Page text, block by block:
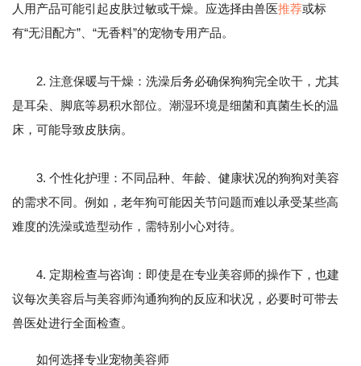
人用产品可能引起皮肤过敏或干燥。应选择由兽医推荐或标
有“无泪配方”、“无香料”的宠物专用产品。
2. 注意保暖与干燥：洗澡后务必确保狗狗完全吹干，尤其
是耳朵、脚底等易积水部位。潮湿环境是细菌和真菌生长的温
床，可能导致皮肤病。
3. 个性化护理：不同品种、年龄、健康状况的狗狗对美容
的需求不同。例如，老年狗可能因关节问题而难以承受某些高
难度的洗澡或造型动作，需特别小心对待。
4. 定期检查与咨询：即使是在专业美容师的操作下，也建
议每次美容后与美容师沟通狗狗的反应和状况，必要时可带去
兽医处进行全面检查。
如何选择专业宠物美容师